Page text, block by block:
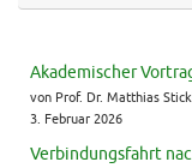
Akademischer
von Prof. Dr. Matthias
3. Februar 2026
Verbindungsfahrt